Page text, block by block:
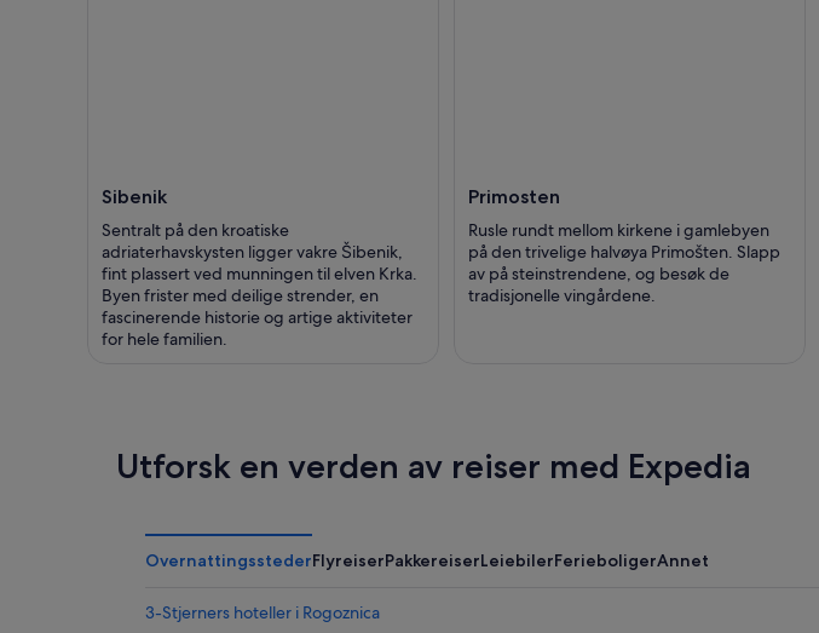
Sibenik
Sentralt på den kroatiske
adriaterhavskysten ligger vakre Šibenik,
fint plassert ved munningen til elven Krka.
Byen frister med deilige strender, en
fascinerende historie og artige aktiviteter
for hele familien.
Primosten
Rusle rundt mellom kirkene i gamlebyen
på den trivelige halvøya Primošten. Slapp
av på steinstrendene, og besøk de
tradisjonelle vingårdene.
Utforsk en verden av reiser med Expedia
OvernattingsstederFlyreiserPakkereiserLeiebilerFerieboligerAnnet
3-Stjerners hoteller i Rogoznica